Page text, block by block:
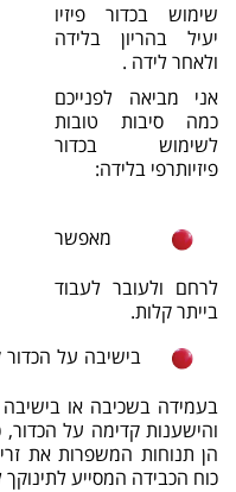
שימוש בכדור פיזיו
יעיל בהריון בלידה
ולאחר לידה .
אני מביאה לפנייכם
כמה סיבות טובות
לשימוש בכדור
פיזיותרפי בלידה:
מאפשר
לרחם ולעובר לעבוד
בייתר קלות.
בישיבה על
בעמידה בשכיבה או
והישענות קדימה על
הן תנוחות המשפרות את
כוח הכבידה המסייע